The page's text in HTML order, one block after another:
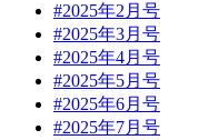
#2025年2月号
#2025年3月号
#2025年4月号
#2025年5月号
#2025年6月号
#2025年7月号